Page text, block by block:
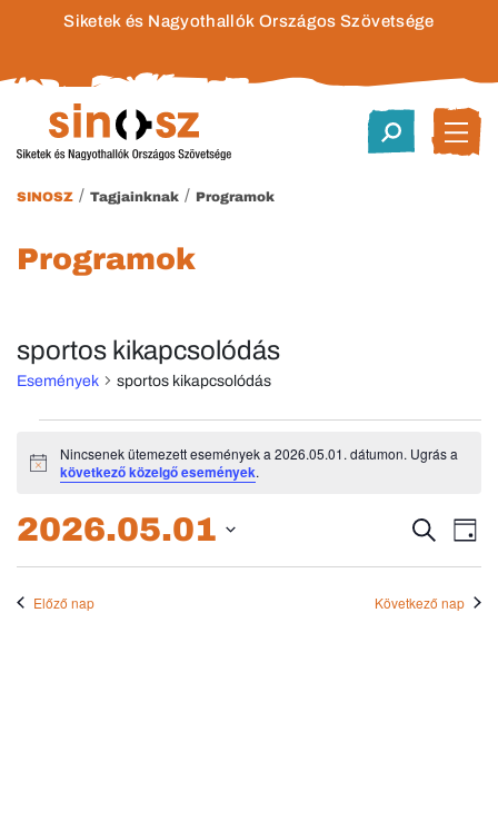
Siketek és Nagyothallók Országos Szövetsége
SINOSZ / Tagjainknak / Programok
Programok
sportos kikapcsolódás
Események sportos kikapcsolódás
Események
for
2026.05.01.
Notice
Nincsenek ütemezett események a 2026.05.01. dátumon. Ugrás a
következő közelgő események.
és
Keresett
kifejezés
Nap
2026.05.01
Előző nap
Következő nap